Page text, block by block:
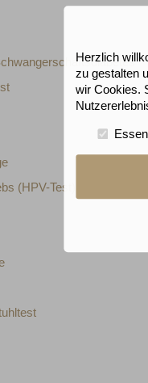
(HPV-Test)
Herzlich
zu gestalten
wir Cookies.